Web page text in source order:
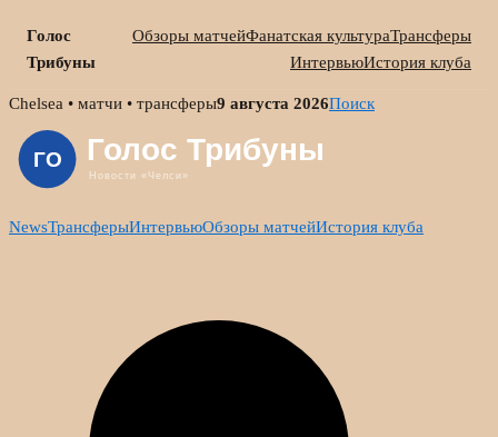
Голос
Трибуны
Обзоры матчейФанатская культураТрансферы
ИнтервьюИстория клуба
Skip
content
Chelsea • матчи • трансферы9 августа 2026Поиск
NewsТрансферыИнтервьюОбзоры матчейИстория клуба